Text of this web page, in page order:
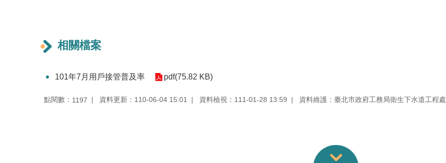
相關檔案
101年7月用戶接管普及率 pdf(75.82 KB)
點閱數： 1197 資料更新：110-06-04 15:01 資料檢視：111-01-28 13:59 資料維護：臺北市政府工務局衛生下水道工程處